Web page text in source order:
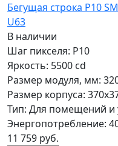
Бегущая строка Р10
U63
В наличии
Шаг пикселя: P10
Яркость: 5500 cd
Размер модуля, мм:
Размер корпуса:
Тип: Для помещений и
Энергопотребление:
11 759 руб.